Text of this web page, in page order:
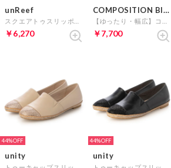
unReef
￥6,270
COMPOSITION Blow
￥7,700
44%
unity
44%
unity